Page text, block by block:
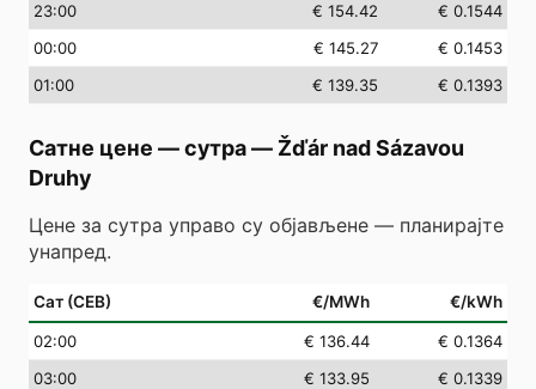
23:00 € 154.42
€ 0.1544
00:00 € 145.27
€ 0.1453
01:00 € 139.35 € 0.1393
Сатне цене — сутра— Žďár nad Sázavou
Druhy
Цене за сутра управо су објављене — планирајте
унапред.
Сат (СЕВ) €/MWh €/kWh
02:00 € 136.44
€ 0.1364
03:00 € 133.95
€ 0.1339